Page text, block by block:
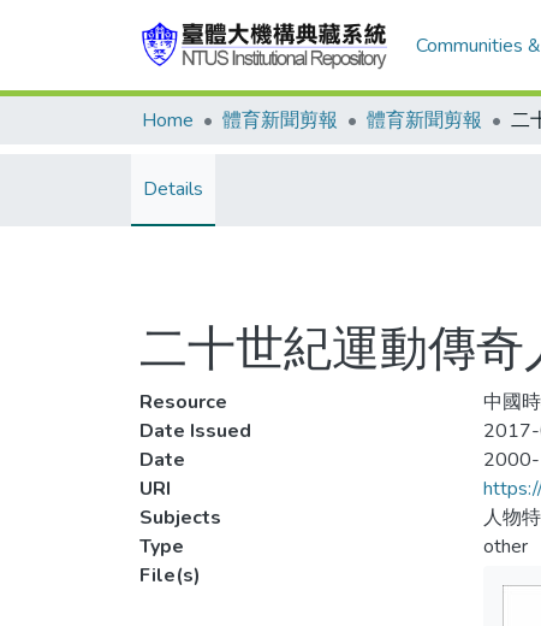
Communities
Home 體育新聞剪報 體育新聞剪報
Details
二十世紀運動傳
Resource
中國
Date Issued
Date
URI
Subjects
人物
Type
other
File(s)